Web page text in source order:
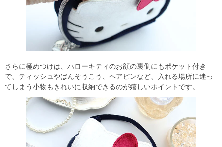
さらに極めつけは、ハローキティのお顔の裏側にもポケット付き
で、ティッシュやばんそうこう、ヘアピンなど、入れる場所に迷っ
てしまう小物もきれいに収納できるのが嬉しいポイントです。